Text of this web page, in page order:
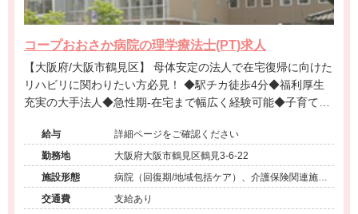
コープおおさか病院の理学療法士(PT)求人
【大阪府/大阪市鶴見区】 母体安定の法人で在宅復帰に向けた
リハビリに関わりたい方必見！ ◆駅チカ徒歩4分◆福利厚生
充実の大手法人◆急性期‐在宅まで幅広く経験可能◆子育て世
給消化率80％以上＠大阪市鶴見区
給与
詳細ページをご確認ください
勤務地
大阪府大阪市鶴見区鶴見3-6-22
施設形態
病院（回復期/地域包括ケア）、介護保険関連施設
（デイケア/訪問看護・リハ）
交通費 支給あり